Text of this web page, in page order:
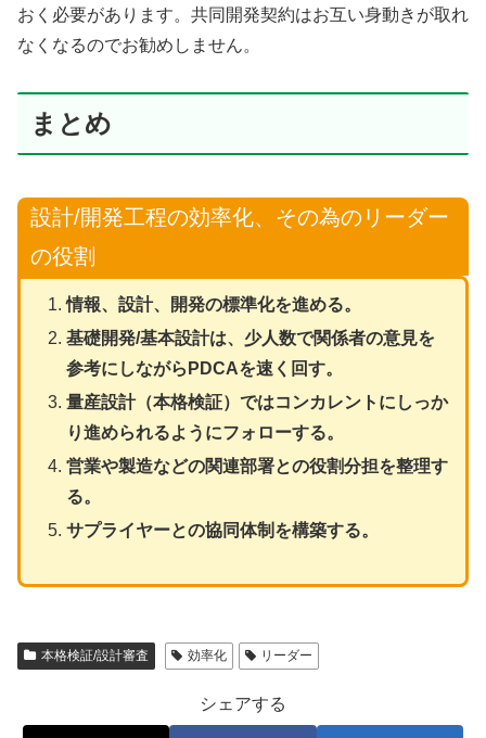
おく必要があります。共同開発契約はお互い身動きが取れ
なくなるのでお勧めしません。
まとめ
設計/開発工程の効率化、その為のリーダー
の役割
情報、設計、開発の標準化を進める。
基礎開発/基本設計は、少人数で関係者の意見を
参考にしながらPDCAを速く回す。
量産設計（本格検証）ではコンカレントにしっか
り進められるようにフォローする。
営業や製造などの関連部署との役割分担を整理す
る。
サプライヤーとの協同体制を構築する。
本格検証/設計審査 効率化 リーダー
シェアする